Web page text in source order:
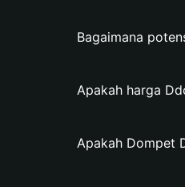
Bagaimana
Apakah harga
Apakah Dompet